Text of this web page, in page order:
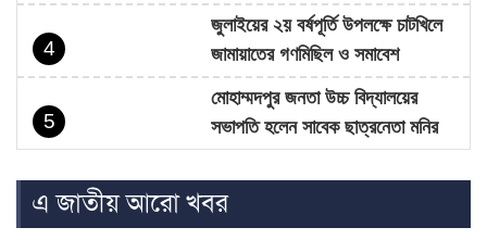
4
জুলাইয়ের ২য় বর্ষপূর্তি উপলক্ষে চাটখিলে
জামায়াতের গণমিছিল ও সমাবেশ
5
মোহাম্মদপুর জনতা উচ্চ বিদ্যালয়ের
সভাপতি হলেন সাবেক ছাত্রনেতা মনির
হোসেন…
চাটখিলে নিষিদ্ধ ঘোষিত ছাত্রলীগের
মিছিল, ভিডিও ভাইরাল
এ জাতীয় আরো খবর